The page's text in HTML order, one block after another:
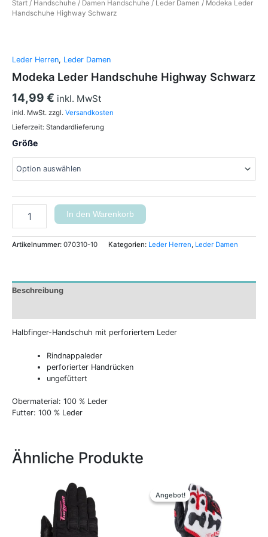
Start / Handschuhe / Damen Handschuhe / Leder Damen / Modeka Leder
Handschuhe Highway Schwarz
Leder Herren, Leder Damen
Modeka Leder Handschuhe Highway Schwarz
14,99 € inkl. MwSt
inkl. MwSt. zzgl. Versandkosten
Lieferzeit: Standardlieferung
Größe
In den Warenkorb
Artikelnummer: 070310-10 Kategorien: Leder Herren, Leder Damen
Beschreibung
Halbfinger-Handschuh mit perforiertem Leder
Rindnappaleder
perforierter Handrücken
ungefüttert
Obermaterial: 100 % Leder
Futter: 100 % Leder
Ähnliche Produkte
Angebot!
Angebot!
war:
159,95 €
Preis
ist:
139,00 €.